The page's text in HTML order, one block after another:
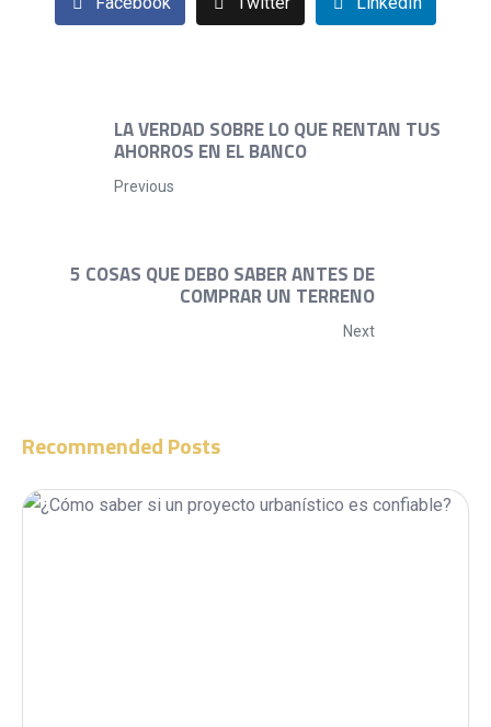
LA VERDAD SOBRE LO QUE RENTAN TUS
AHORROS EN EL BANCO
Previous
5 COSAS QUE DEBO SABER ANTES DE
COMPRAR UN TERRENO
Next
Recommended Posts